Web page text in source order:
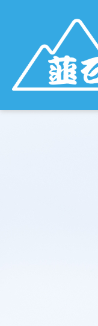
4103012_m
韮山石材| 2023年8月
Return to